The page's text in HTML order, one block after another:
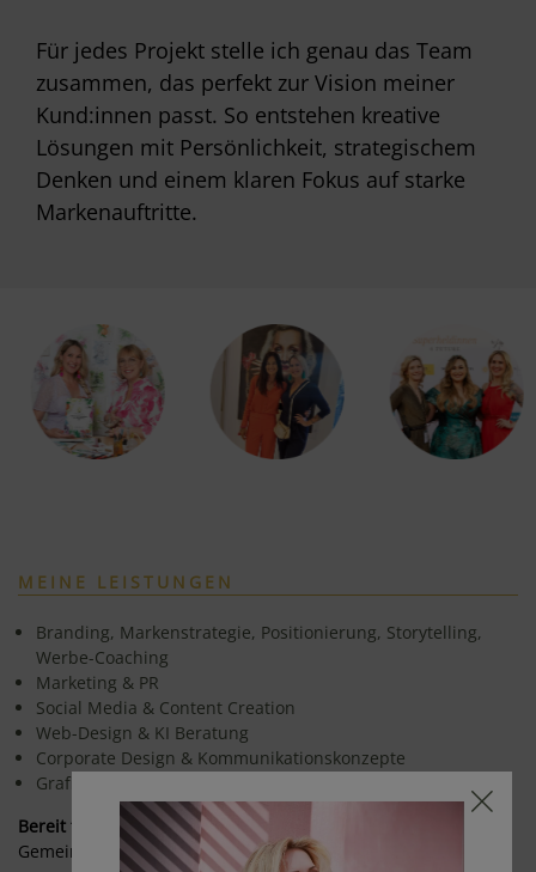
Für jedes Projekt stelle ich genau das Team
zusammen, das perfekt zur Vision meiner
Kund:innen passt. So entstehen kreative
Lösungen mit Persönlichkeit, strategischem
Denken und einem klaren Fokus auf starke
Markenauftritte.
MEINE LEISTUNGEN
Branding, Markenstrategie, Positionierung, Storytelling,
Werbe-Coaching
Marketing & PR
Social Media & Content Creation
Web-Design & KI Beratung
Corporate Design & Kommunikationskonzepte
Grafik Design & Drucksorten
Bereit für mehr Sichtbarkeit?
Gemeinsam bringen wir deine Marke zum Strahlen.